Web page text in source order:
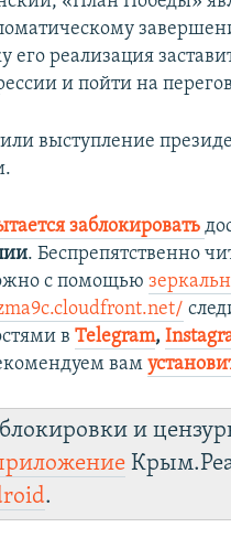
его реализация
и пойти на
выступление
заблокировать
. Беспрепятственно
с помощью
в Telegram,
вам
и
.